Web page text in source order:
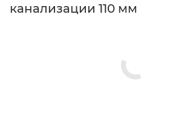
канализации 110 мм